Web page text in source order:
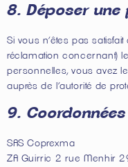
8. Déposer une
Si vous n’êtes pas
réclamation concernant)
personnelles, vous avez
auprès de l’autorité de
9. Coordonnées
SAS Coprexma
ZA Guirric 2 rue Menhir